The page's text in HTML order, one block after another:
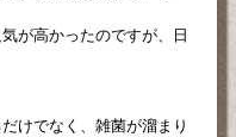
が高かったのですが、日
けでなく、雑菌が溜まり